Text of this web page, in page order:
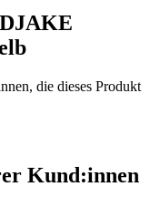
die dieses Produkt
Kund:innen